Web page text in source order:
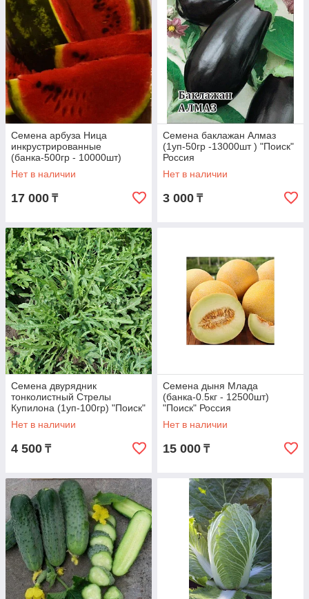
Семена арбуза Ница
инкрустрированные
(банка-500гр - 10000шт)
"Поиск" Россия
Нет в наличии
17 000 ₸
Семена баклажан Алмаз
(1уп-50гр -13000шт ) "Поиск"
Россия
Нет в наличии
3 000 ₸
Семена двурядник
тонколистный Стрелы
Купилона (1уп-100гр) "Поиск"
Россия
Нет в наличии
4 500 ₸
Семена дыня Млада
(банка-0.5кг - 12500шт)
"Поиск" Россия
Нет в наличии
15 000 ₸